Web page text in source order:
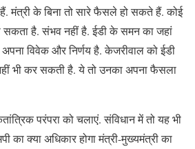
मंत्री के बिना तो सारे फैसले हो सकते हैं. कोई
सकता है. संभव नहीं है. ईडी के समन का जहां
विवेक और निर्णय है. केजरीवाल को ईडी
भी कर सकती है. ये तो उनका अपना फैसला
परंपरा को चलाएं. संविधान में तो यह भी
का क्या अधिकार होगा मंत्री-मुख्यमंत्री का